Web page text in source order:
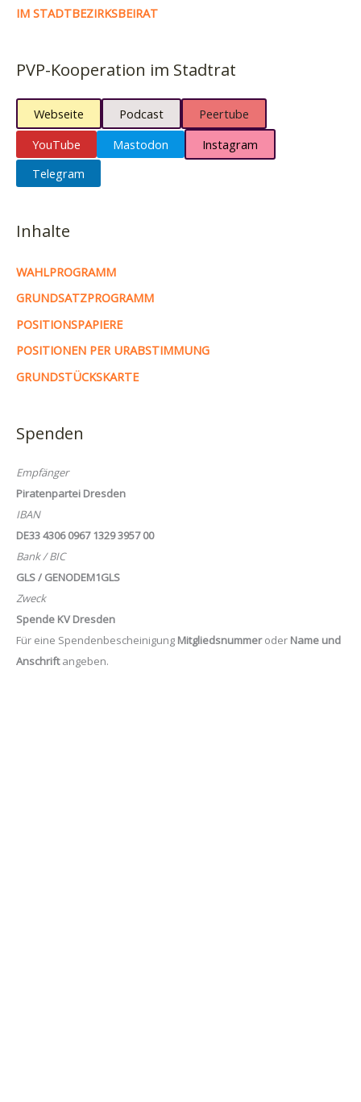
IM STADTBEZIRKSBEIRAT
PVP-Kooperation im Stadtrat
Webseite Podcast
Peertube
YouTube
Mastodon
Instagram
Telegram
Inhalte
WAHLPROGRAMM
GRUNDSATZPROGRAMM
POSITIONSPAPIERE
POSITIONEN PER URABSTIMMUNG
GRUNDSTÜCKSKARTE
Spenden
Empfänger
Piratenpartei Dresden
IBAN
DE33 4306 0967 1329 3957 00
Bank / BIC
GLS / GENODEM1GLS
Zweck
Spende KV Dresden
Für eine Spendenbescheinigung Mitgliedsnummeroder Name und
Anschriftangeben.